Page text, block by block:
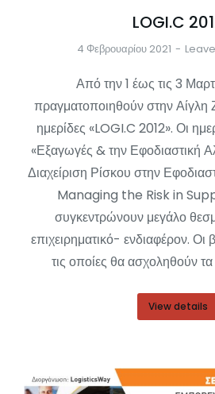
LOGI.C
4 Φεβρουαρίου 2021
Από την 1 έως τις 3
πραγματοποιηθούν στην Αίγλη
ημερίδες «LOGI.C 2012». Οι
«Εξαγωγές & την Εφοδιαστική
Διαχείριση Ρίσκου στην
Managing the Risk in
συγκεντρώνουν μεγάλο
επιχειρηματικό- ενδιαφέρον. Οι
τις οποίες θα ασχοληθούν
View details